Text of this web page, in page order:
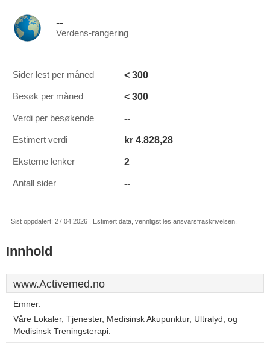
--
Verdens-rangering
Sider lest per måned < 300
Besøk per måned < 300
Verdi per besøkende --
Estimert verdi kr 4.828,28
Eksterne lenker 2
Antall sider --
Sist oppdatert: 27.04.2026 . Estimert data, vennligst les ansvarsfraskrivelsen.
Innhold
www.Activemed.no
Emner:
Våre Lokaler, Tjenester, Medisinsk Akupunktur, Ultralyd, og
Medisinsk Treningsterapi.